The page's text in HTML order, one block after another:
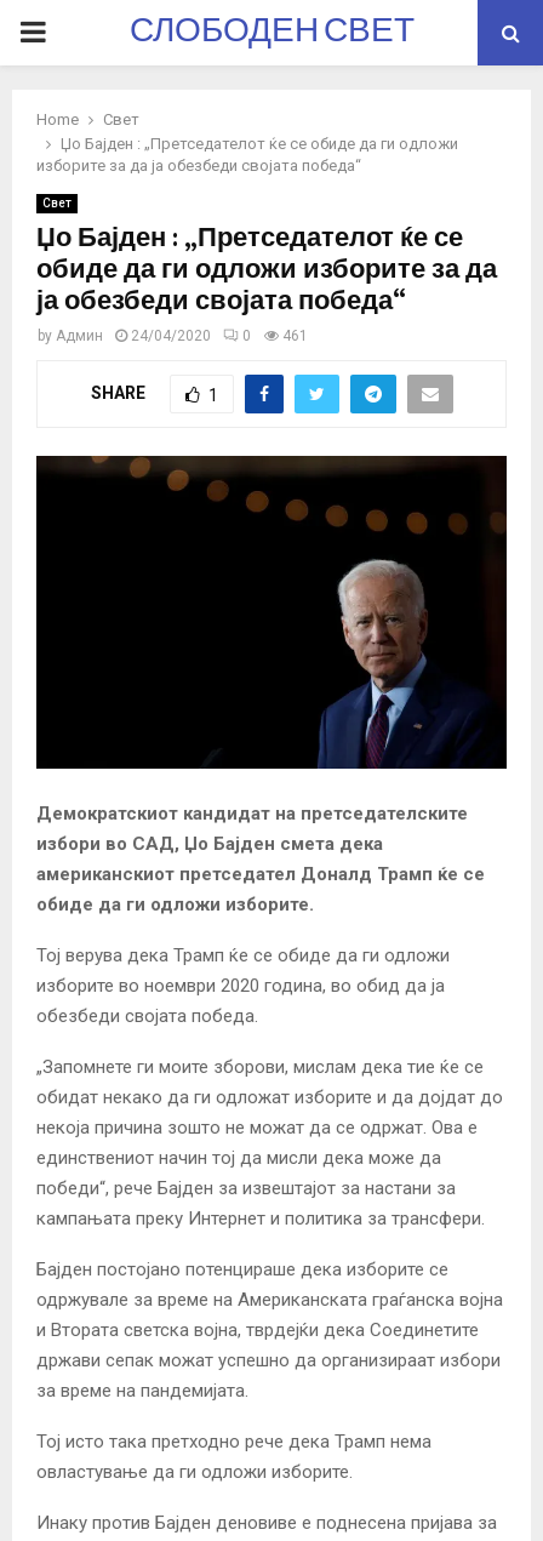
PRIMARYСЛОБОДЕН СВЕТ
Home
Свет
Џо Бајден : „Претседателот ќе се обиде да ги одложи
изборите за да ја обезбеди својата победа“
Свет
Џо Бајден : „Претседателот ќе се
обиде да ги одложи изборите за да
ја обезбеди својата победа“
by Админ 24/04/2020 0 461
SHARE 1
Демократскиот кандидат на претседателските
избори во САД, Џо Бајден смета дека
американскиот претседател Доналд Трамп ќе се
обиде да ги одложи изборите.
Тој верува дека Трамп ќе се обиде да ги одложи
изборите во ноември 2020 година, во обид да ја
обезбеди својата победа.
„Запомнете ги моите зборови, мислам дека тие ќе се
обидат некако да ги одложат изборите и да дојдат до
некоја причина зошто не можат да се одржат. Ова е
единствениот начин тој да мисли дека може да
победи“, рече Бајден за извештајот за настани за
кампањата преку Интернет и политика за трансфери.
Бајден постојано потенцираше дека изборите се
одржувале за време на Американската граѓанска војна
и Втората светска војна, тврдејќи дека Соединетите
држави сепак можат успешно да организираат избори
за време на пандемијата.
Тој исто така претходно рече дека Трамп нема
овластување да ги одложи изборите.
Инаку против Бајден деновиве е поднесена пријава за